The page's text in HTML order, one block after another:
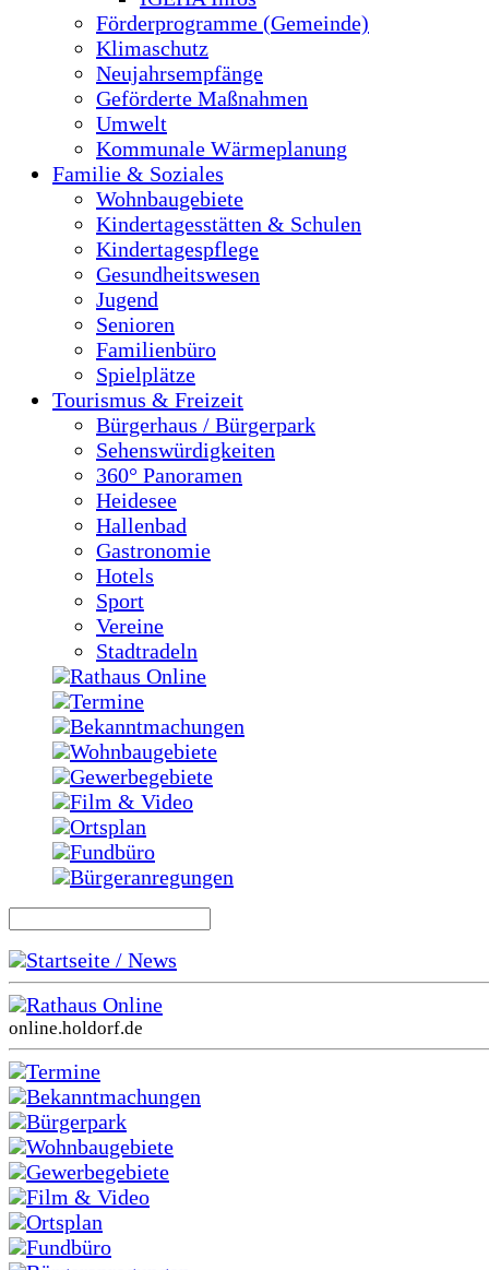
Förderprogramme (Gemeinde)
Klimaschutz
Neujahrsempfänge
Geförderte Maßnahmen
Umwelt
Kommunale Wärmeplanung
Familie & Soziales
Wohnbaugebiete
Kindertagesstätten & Schulen
Kindertagespflege
Gesundheitswesen
Jugend
Senioren
Familienbüro
Spielplätze
Tourismus & Freizeit
Bürgerhaus / Bürgerpark
Sehenswürdigkeiten
360° Panoramen
Heidesee
Hallenbad
Gastronomie
Hotels
Sport
Vereine
Stadtradeln
Rathaus Online
Termine
Bekanntmachungen
Wohnbaugebiete
Gewerbegebiete
Film & Video
Ortsplan
Fundbüro
Bürgeranregungen
Startseite / News
Rathaus Online
online.holdorf.de
Termine
Bekanntmachungen
Bürgerpark
Wohnbaugebiete
Gewerbegebiete
Film & Video
Ortsplan
Fundbüro